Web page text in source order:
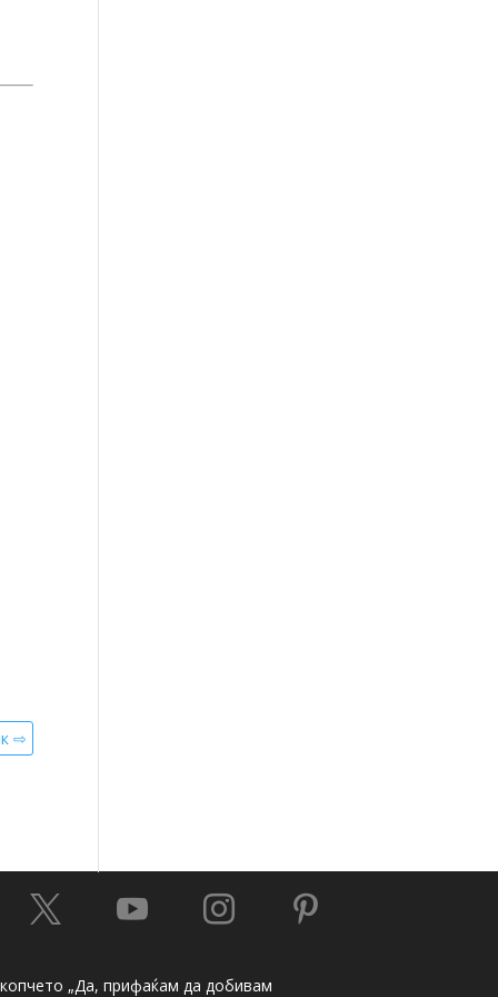
⇨
   
„Да, прифаќам да добивам